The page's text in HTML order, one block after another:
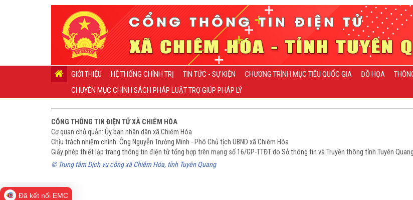
GIỚI THIỆU HỆ THỐNG CHÍNH TRỊ TIN TỨC - SỰ KIỆN CHƯƠNG TRÌNH MỤC TIÊU QUỐC GIA ĐỒ HỌA
CHUYÊN MỤC CHÍNH SÁCH PHÁP LUẬT TRỢ GIÚP PHÁP LÝ
CỔNG THÔNG TIN ĐIỆN TỬ XÃ CHIÊM HÓA
Cơ quan chủ quản: Ủy ban nhân dân xã Chiêm Hóa
Chịu trách nhiệm chính: Ông Nguyễn Trường Minh - Phó Chủ tịch UBND xã Chiêm Hóa
Giấy phép thiết lập trang thông tin điện tử tổng hợp trên mạng số 16/GP-TTĐT do Sở thông tin và Truyền thông tỉnh Tuyên
© Trung tâm Dịch vụ công xã Chiêm Hóa, tỉnh Tuyên Quang
Đã kết nối EMC